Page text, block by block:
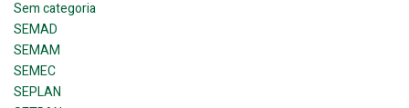
Sem categoria
SEMAD
SEMAM
SEMEC
SEPLAN